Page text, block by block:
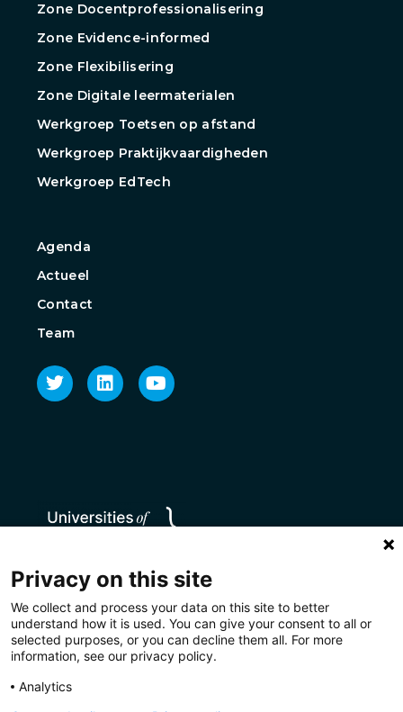
Zone Docentprofessionalisering
Zone Evidence-informed
Zone Flexibilisering
Zone Digitale leermaterialen
Werkgroep Toetsen op afstand
Werkgroep Praktijkvaardigheden
Werkgroep EdTech
Agenda
Actueel
Contact
Team
Privacy on this site
We collect and process your data on this site to better
understand how it is used. You can give your consent to all or
selected purposes, or you can decline them all. For more
information, see our privacy policy.
Analytics